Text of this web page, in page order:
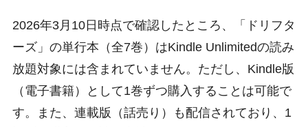
2026年3月10日時点で確認したところ、「ドリフタ
ーズ」の単行本（全7巻）はKindle Unlimitedの読み
放題対象には含まれていません。ただし、Kindle版
（電子書籍）として1巻ずつ購入することは可能で
す。また、連載版（話売り）も配信されており、1